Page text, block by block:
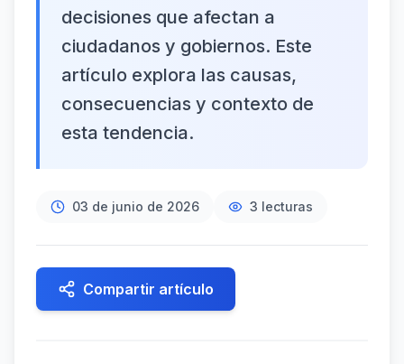
decisiones que afectan a
ciudadanos y gobiernos. Este
artículo explora las causas,
consecuencias y contexto de
esta tendencia.
03 de junio de 2026 3 lecturas
Compartir artículo